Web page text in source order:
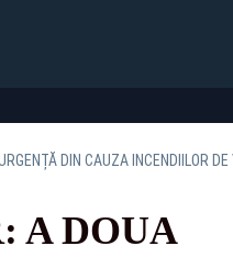
DIN CAUZA INCENDIILOR DE
A DOUA